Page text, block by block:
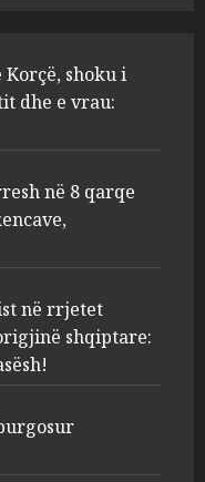
sociale ndaj
me origjinë
flasësh!
e Fierit, dy të
në
vjeçar/ Kapet në
i dyshuar në
shoku i
dhe e vrau:
në 8 qarqe
në rrjetet
shqiptare: